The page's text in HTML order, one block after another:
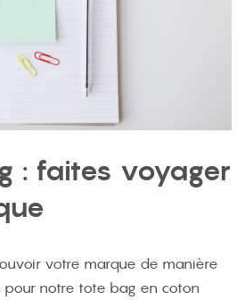
: faites voyager
votre marque de manière
notre tote bag en coton